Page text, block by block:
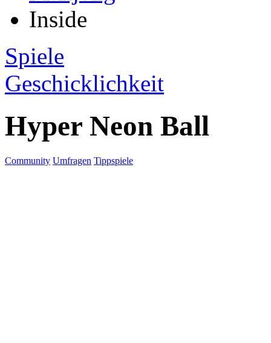
Inside
Spiele
Geschicklichkeit
Hyper Neon Ball
Community Umfragen Tippspiele